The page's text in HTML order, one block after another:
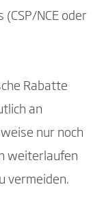
NCE oder
Rabatte
an
nur noch
weiterlaufen
vermeiden.